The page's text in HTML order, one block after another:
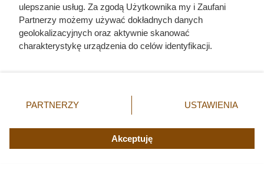
ulepszanie usług. Za zgodą Użytkownika my i Zaufani
Partnerzy możemy używać dokładnych danych
geolokalizacyjnych oraz aktywnie skanować
charakterystykę urządzenia do celów identyfikacji.
zmienić/wycofać klikając przycisk ustawień prywatności
znajdujący się w lewym dolnym rogu strony. Niektóre
użytkownika, ale masz prawo sprzeciwić się takiemu
przetwarzaniu. Preferencje będą miały zastosowania tylko
PARTNERZY USTAWIENIA
Akceptuję